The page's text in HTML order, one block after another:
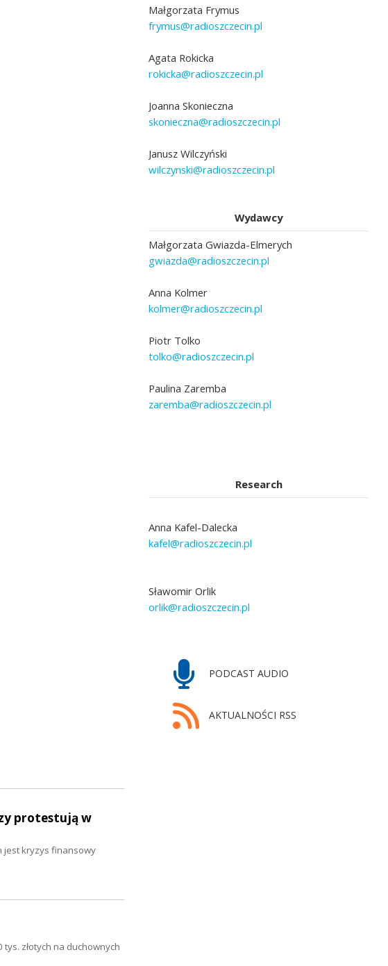
Małgorzata Frymus
frymus@radioszczecin.pl
Agata Rokicka
rokicka@radioszczecin.pl
Joanna Skonieczna
skonieczna@radioszczecin.pl
Janusz Wilczyński
wilczynski@radioszczecin.pl
Wydawcy
Małgorzata Gwiazda-Elmerych
gwiazda@radioszczecin.pl
Anna Kolmer
kolmer@radioszczecin.pl
Piotr Tolko
tolko@radioszczecin.pl
Paulina Zaremba
zaremba@radioszczecin.pl
Research
Anna Kafel-Dalecka
kafel@radioszczecin.pl
Sławomir Orlik
orlik@radioszczecin.pl
PODCAST AUDIO
AKTUALNOŚCI RSS
protestują w
jest kryzys finansowy
złotych na duchownych